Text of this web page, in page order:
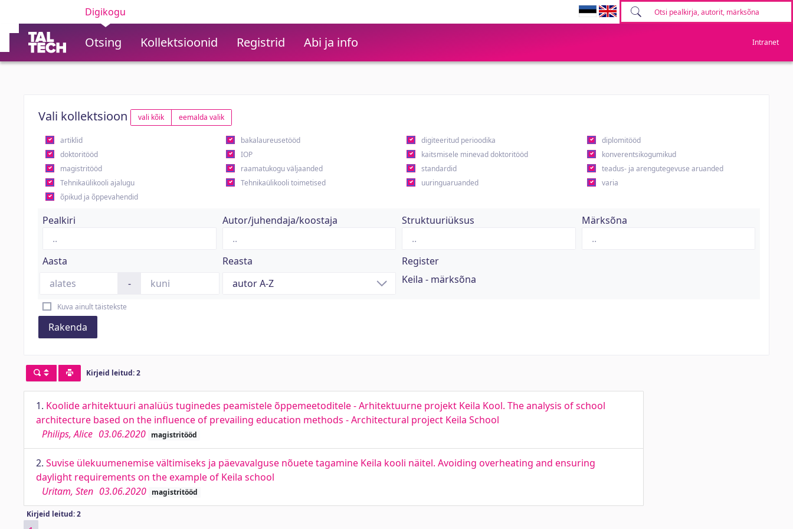
Digikogu
Otsing Kollektsioonid Registrid Abi ja info Intranet
Vali kollektsioon vali kõik eemalda valik
artiklid bakalaureusetööd digiteeritud perioodika
diplomitööd
doktoritööd
IOP kaitsmisele minevad doktoritööd
konverentsikogumikud
magistritööd
raamatukogu väljaanded standardid
teadus- ja arengutegevuse aruanded
Tehnikaülikooli ajalugu
Tehnikaülikooli toimetised uuringuaruanded
varia
õpikud ja õppevahendid
Pealkiri Autor/juhendaja/koostaja Struktuuriüksus Märksõna
Aasta
-
Reasta
Register
Keila - märksõna
Kuva ainult täistekste
Rakenda
Kirjeid leitud: 2
1. Koolide arhitektuuri analüüs tuginedes peamistele õppemeetoditele - Arhitektuurne projekt Keila Kool. The analysis of school
architecture based on the influence of prevailing education methods - Architectural project Keila School
Philips, Alice 03.06.2020 magistritööd
2. Suvise ülekuumenemise vältimiseks ja päevavalguse nõuete tagamine Keila kooli näitel. Avoiding overheating and ensuring
daylight requirements on the example of Keila school
Uritam, Sten 03.06.2020 magistritööd
Kirjeid leitud: 2